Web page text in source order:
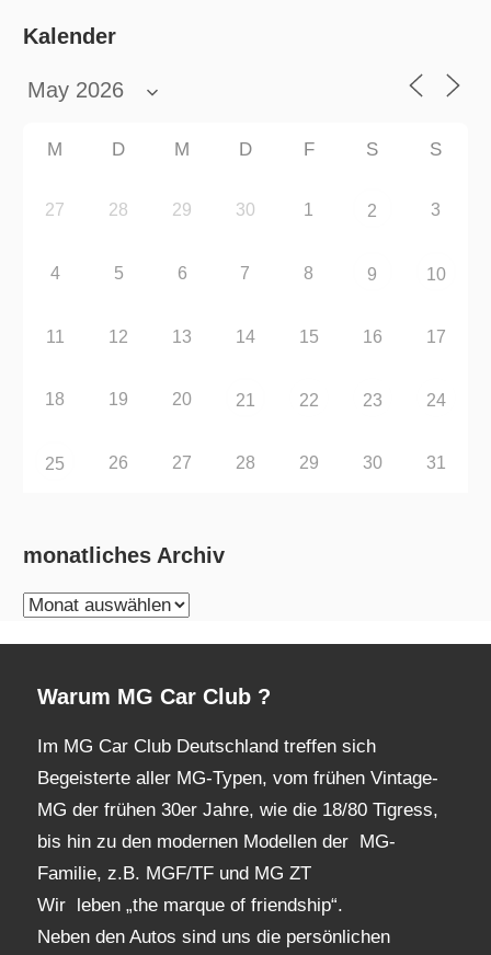
Kalender
M D M D F S S
27 28 29 30 1 2 3
4 5 6 7 8 9 10
11 12 13 14 15 16 17
18 19 20 21 22 23 24
25 26 27 28 29 30 31
monatliches Archiv
monatliches
Warum MG Car Club ?
Im MG Car Club Deutschland treffen sich
Begeisterte aller MG-Typen, vom frühen Vintage-
MG der frühen 30er Jahre, wie die 18/80 Tigress,
bis hin zu den modernen Modellen der MG-
Familie, z.B. MGF/TF und MG ZT
Wir leben „the marque of friendship“.
Neben den Autos sind uns die persönlichen